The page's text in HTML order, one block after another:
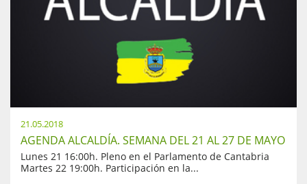
21.05.2018
AGENDA ALCALDÍA. SEMANA DEL 21 AL 27 DE MAYO
Lunes 21 16:00h. Pleno en el Parlamento de Cantabria
Martes 22 19:00h. Participación en la...